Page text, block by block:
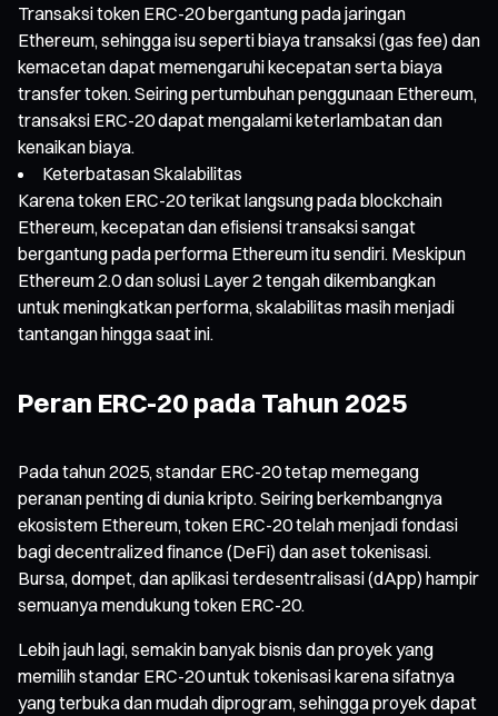
Transaksi token ERC-20 bergantung pada jaringan
Ethereum, sehingga isu seperti biaya transaksi (gas fee) dan
kemacetan dapat memengaruhi kecepatan serta biaya
transfer token. Seiring pertumbuhan penggunaan Ethereum,
transaksi ERC-20 dapat mengalami keterlambatan dan
kenaikan biaya.
Keterbatasan Skalabilitas
Karena token ERC-20 terikat langsung pada blockchain
Ethereum, kecepatan dan efisiensi transaksi sangat
bergantung pada performa Ethereum itu sendiri. Meskipun
Ethereum 2.0 dan solusi Layer 2 tengah dikembangkan
untuk meningkatkan performa, skalabilitas masih menjadi
tantangan hingga saat ini.
Peran ERC-20 pada Tahun 2025
Pada tahun 2025, standar ERC-20 tetap memegang
peranan penting di dunia kripto. Seiring berkembangnya
ekosistem Ethereum, token ERC-20 telah menjadi fondasi
bagi decentralized finance (DeFi) dan aset tokenisasi.
Bursa, dompet, dan aplikasi terdesentralisasi (dApp) hampir
semuanya mendukung token ERC-20.
Lebih jauh lagi, semakin banyak bisnis dan proyek yang
memilih standar ERC-20 untuk tokenisasi karena sifatnya
yang terbuka dan mudah diprogram, sehingga proyek dapat